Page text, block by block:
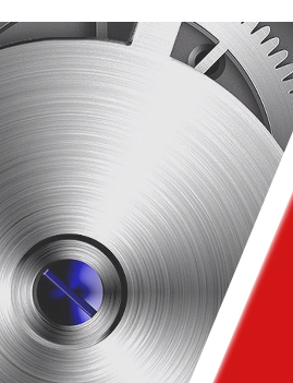
业”等荣
念与“专
提升产
效节能漩
深耕细
面可持续